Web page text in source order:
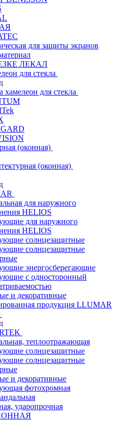
для защиты экранов
ЛЕКАЛ
для стекла
хамелеон для стекла
(оконная)
(оконная)
для наружного
HELIOS
для наружного
HELIOS
солнцезащитные
солнцезащитные
энергосберегающие
с односторонный
и декоративные
продукция LLUMAR
теплоотражающая
солнцезащитные
солнцезащитные
и декоративные
фотохромная
ударопрочная